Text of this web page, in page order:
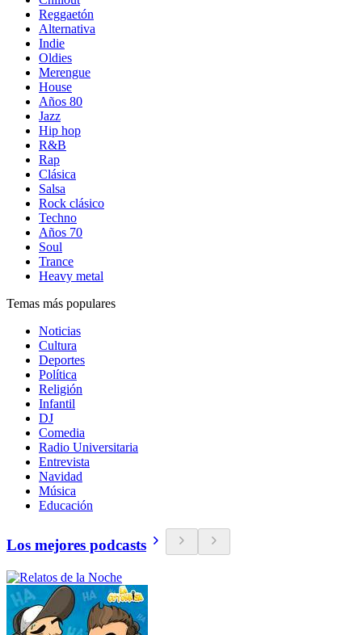
Reggaetón
Alternativa
Indie
Oldies
Merengue
House
Años 80
Jazz
Hip hop
R&B
Rap
Clásica
Salsa
Rock clásico
Techno
Años 70
Soul
Trance
Heavy metal
Temas más populares
Noticias
Cultura
Deportes
Política
Religión
Infantil
DJ
Comedia
Radio Universitaria
Entrevista
Navidad
Música
Educación
Los mejores podcasts